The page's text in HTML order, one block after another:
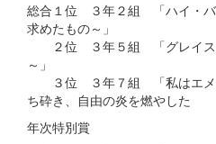
総合１位 ３年２組 「ハイ・
求めたもの～」
２位 ３年５組 「グレイス
～」
３位 ３年７組 「私はエメ
ち砕き、自由の炎を燃やした
年次特別賞